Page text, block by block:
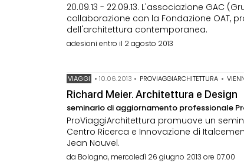
20.09.13 - 22.09.13. L'associazione GAC
collaborazione con la Fondazione OAT,
dell'architettura contemporanea.
adesioni entro il 2 agosto 2013
VIAGGI •10.06.2013 • PROVIAGGIARCHITETTURA •
Richard Meier. Architettura e Design
seminario di aggiornamento professionale
ProViaggiArchitettura promuove un
Centro Ricerca e Innovazione di
Jean Nouvel.
da Bologna, mercoledì 26 giugno 2013 ore 07.00